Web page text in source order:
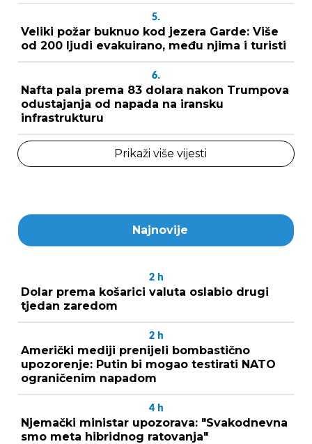
5.
Veliki požar buknuo kod jezera Garde: Više
od 200 ljudi evakuirano, među njima i turisti
6.
Nafta pala prema 83 dolara nakon Trumpova
odustajanja od napada na iransku
infrastrukturu
Prikaži više vijesti
Najnovije
2 h
Dolar prema košarici valuta oslabio drugi
tjedan zaredom
2 h
Američki mediji prenijeli bombastično
upozorenje: Putin bi mogao testirati NATO
ograničenim napadom
4 h
Njemački ministar upozorava: "Svakodnevna
smo meta hibridnog ratovanja"